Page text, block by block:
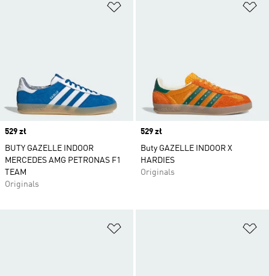
Price
529 zł
BUTY GAZELLE INDOOR
MERCEDES AMG PETRONAS F1
TEAM
Originals
Price
529 zł
Buty GAZELLE INDOOR X
HARDIES
Originals